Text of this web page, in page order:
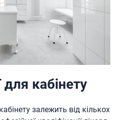
для кабінету
залежить від кількох